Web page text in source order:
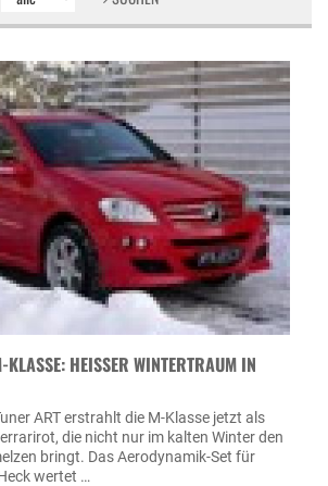
HEISSER WINTERTRAUM IN F
ART erstrahlt die M-Klasse jetzt als
die nicht nur im kalten Winter den
bringt. Das Aerodynamik-Set für
wertet …